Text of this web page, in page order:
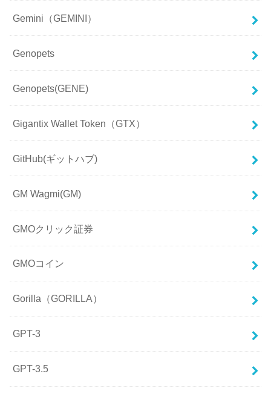
Gemini（GEMINI）
Genopets
Genopets(GENE)
Gigantix Wallet Token（GTX）
GitHub(ギットハブ)
GM Wagmi(GM)
GMOクリック証券
GMOコイン
Gorilla（GORILLA）
GPT-3
GPT-3.5